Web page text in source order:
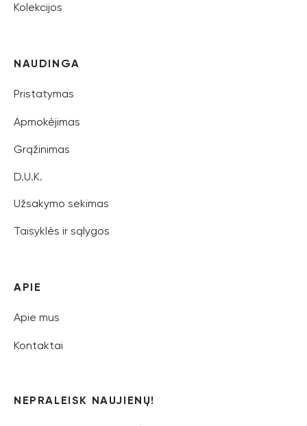
Kolekcijos
NAUDINGA
Pristatymas
Apmokėjimas
Grąžinimas
D.U.K.
Užsakymo sekimas
Taisyklės ir sąlygos
APIE
Apie mus
Kontaktai
NEPRALEISK NAUJIENŲ!